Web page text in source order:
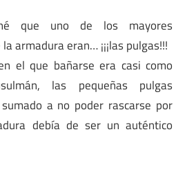
que uno de los mayores
armadura eran… ¡¡¡las pulgas!!!
el que bañarse era casi como
las pequeñas pulgas
a no poder rascarse por
debía de ser un auténtico